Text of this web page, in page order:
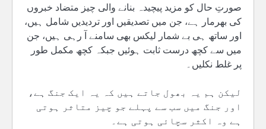
صورتِ حال کو مزید پیچیدہ بنانے والی چیز متضاد خبروں
کی بھرمار ہے، جن میں تصدیقیں اور تردیدیں شامل ہیں،
اور ساتھ ہی بے شمار لیکس بھی سامنے آ رہی ہیں، جن
میں سے کچھ درست ثابت ہوئیں جبکہ کچھ مکمل طور
پر غلط نکلیں۔
لیکن ہم یہ بھول جاتے ہیں کہ یہ ایک جنگ ہے،
اور جنگ میں سب سے پہلے جو چیز متاثر ہوتی
ہے وہ اکثر سچائی ہوتی ہے۔